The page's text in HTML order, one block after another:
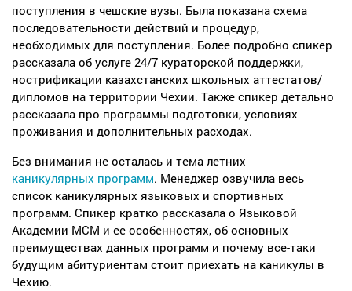
поступления в чешские вузы. Была показана схема
последовательности действий и процедур,
необходимых для поступления. Более подробно спикер
рассказала об услуге 24/7 кураторской поддержки,
нострификации казахстанских школьных аттестатов/
дипломов на территории Чехии. Также спикер детально
рассказала про программы подготовки, условиях
проживания и дополнительных расходах.
Без внимания не осталась и тема летних
каникулярных программ. Менеджер озвучила весь
список каникулярных языковых и спортивных
программ. Спикер кратко рассказала о Языковой
Академии МСМ и ее особенностях, об основных
преимуществах данных программ и почему все-таки
будущим абитуриентам стоит приехать на каникулы в
Чехию.